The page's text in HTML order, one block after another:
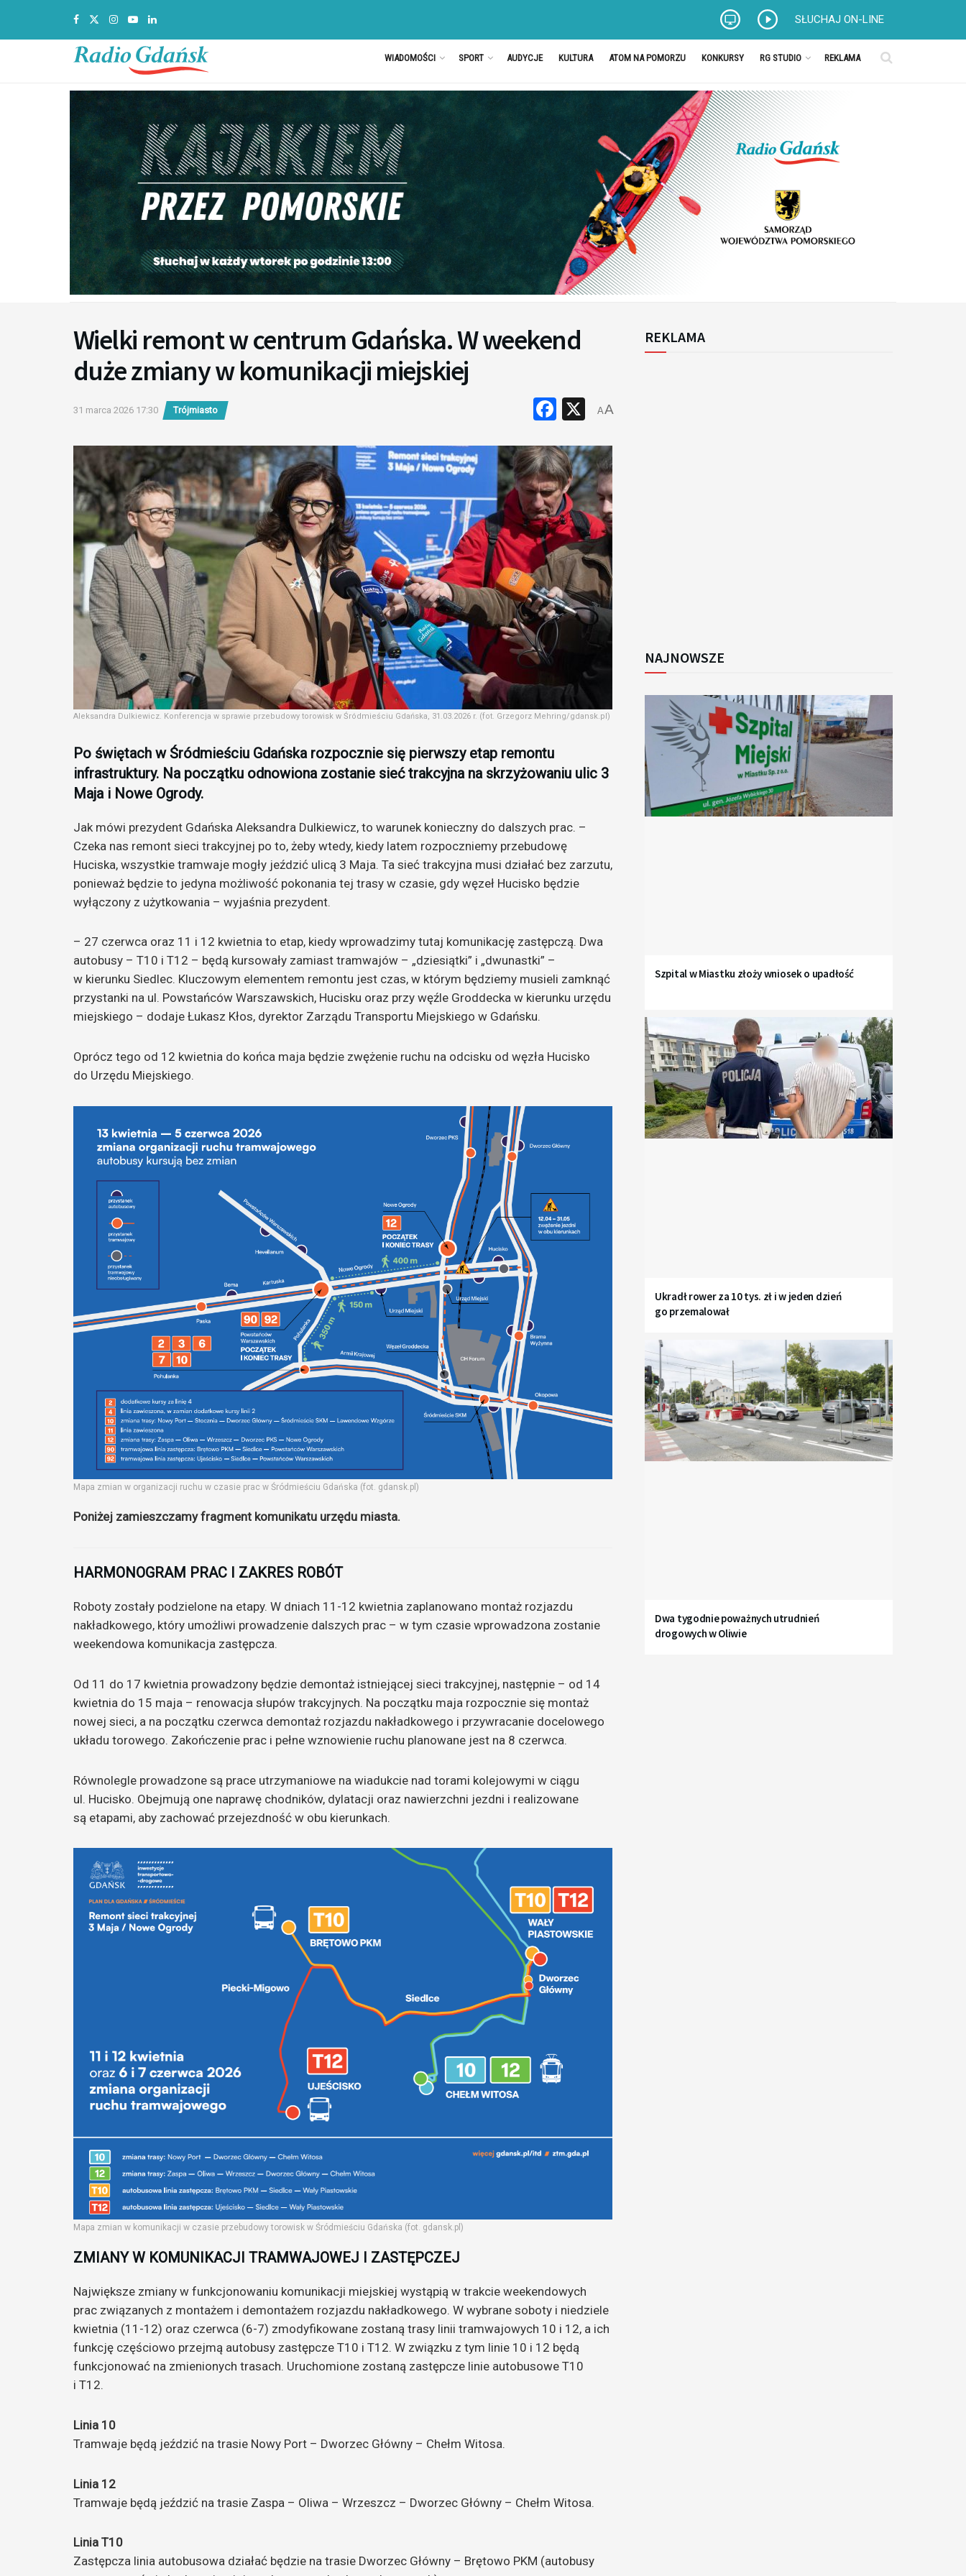
SŁUCHAJ ON-LINE
WIADOMOŚCI SPORT AUDYCJE KULTURA ATOM NA POMORZU KONKURSY RG STUDIO REKLAMA
Wielki remont w centrum Gdańska. W weekend
duże zmiany w komunikacji miejskiej
31 marca 2026 17:30 Trójmiasto Facebook
X
AA
Aleksandra Dulkiewicz. Konferencja w sprawie przebudowy torowisk w Śródmieściu Gdańska, 31.03.2026 r. (fot. Grzegorz Mehring/gdansk.pl)
Po świętach w Śródmieściu Gdańska rozpocznie się pierwszy etap remontu
infrastruktury. Na początku odnowiona zostanie sieć trakcyjna na skrzyżowaniu ulic 3
Maja i Nowe Ogrody.
Jak mówi prezydent Gdańska Aleksandra Dulkiewicz, to warunek konieczny do dalszych prac. –
Czeka nas remont sieci trakcyjnej po to, żeby wtedy, kiedy latem rozpoczniemy przebudowę
Huciska, wszystkie tramwaje mogły jeździć ulicą 3 Maja. Ta sieć trakcyjna musi działać bez zarzutu,
ponieważ będzie to jedyna możliwość pokonania tej trasy w czasie, gdy węzeł Hucisko będzie
wyłączony z użytkowania – wyjaśnia prezydent.
– 27 czerwca oraz 11 i 12 kwietnia to etap, kiedy wprowadzimy tutaj komunikację zastępczą. Dwa
autobusy – T10 i T12 – będą kursowały zamiast tramwajów – „dziesiątki” i „dwunastki” –
w kierunku Siedlec. Kluczowym elementem remontu jest czas, w którym będziemy musieli zamknąć
przystanki na ul. Powstańców Warszawskich, Hucisku oraz przy węźle Groddecka w kierunku urzędu
miejskiego – dodaje Łukasz Kłos, dyrektor Zarządu Transportu Miejskiego w Gdańsku.
Oprócz tego od 12 kwietnia do końca maja będzie zwężenie ruchu na odcisku od węzła Hucisko
do Urzędu Miejskiego.
Mapa zmian w organizacji ruchu w czasie prac w Śródmieściu Gdańska (fot. gdansk.pl)
Poniżej zamieszczamy fragment komunikatu urzędu miasta.
HARMONOGRAM PRAC I ZAKRES ROBÓT
Roboty zostały podzielone na etapy. W dniach 11-12 kwietnia zaplanowano montaż rozjazdu
nakładkowego, który umożliwi prowadzenie dalszych prac – w tym czasie wprowadzona zostanie
weekendowa komunikacja zastępcza.
Od 11 do 17 kwietnia prowadzony będzie demontaż istniejącej sieci trakcyjnej, następnie – od 14
kwietnia do 15 maja – renowacja słupów trakcyjnych. Na początku maja rozpocznie się montaż
nowej sieci, a na początku czerwca demontaż rozjazdu nakładkowego i przywracanie docelowego
układu torowego. Zakończenie prac i pełne wznowienie ruchu planowane jest na 8 czerwca.
Równolegle prowadzone są prace utrzymaniowe na wiadukcie nad torami kolejowymi w ciągu
ul. Hucisko. Obejmują one naprawę chodników, dylatacji oraz nawierzchni jezdni i realizowane
są etapami, aby zachować przejezdność w obu kierunkach.
Mapa zmian w komunikacji w czasie przebudowy torowisk w Śródmieściu Gdańska (fot. gdansk.pl)
ZMIANY W KOMUNIKACJI TRAMWAJOWEJ I ZASTĘPCZEJ
Największe zmiany w funkcjonowaniu komunikacji miejskiej wystąpią w trakcie weekendowych
prac związanych z montażem i demontażem rozjazdu nakładkowego. W wybrane soboty i niedziele
kwietnia (11-12) oraz czerwca (6-7) zmodyfikowane zostaną trasy linii tramwajowych 10 i 12, a ich
funkcję częściowo przejmą autobusy zastępcze T10 i T12. W związku z tym linie 10 i 12 będą
funkcjonować na zmienionych trasach. Uruchomione zostaną zastępcze linie autobusowe T10
i T12.
Linia 10
Tramwaje będą jeździć na trasie Nowy Port – Dworzec Główny – Chełm Witosa.
Linia 12
Tramwaje będą jeździć na trasie Zaspa – Oliwa – Wrzeszcz – Dworzec Główny – Chełm Witosa.
Linia T10
Zastępcza linia autobusowa działać będzie na trasie Dworzec Główny – Brętowo PKM (autobusy
REKLAMA
NAJNOWSZE
Szpital w Miastku złoży wniosek o upadłość
Ukradł rower za 10 tys. zł i w jeden dzień
go przemalował
Dwa tygodnie poważnych utrudnień
drogowych w Oliwie